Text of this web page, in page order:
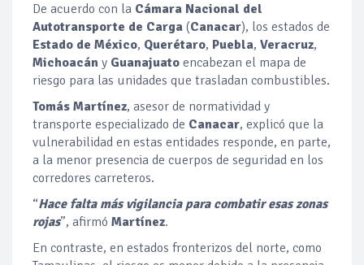
De acuerdo con la Cámara Nacional del
Autotransporte de Carga (Canacar), los estados de
Estado de México, Querétaro, Puebla, Veracruz,
Michoacán y Guanajuato encabezan el mapa de
riesgo para las unidades que trasladan combustibles.
Tomás Martínez, asesor de normatividad y
transporte especializado de Canacar, explicó que la
vulnerabilidad en estas entidades responde, en parte,
a la menor presencia de cuerpos de seguridad en los
corredores carreteros.
“Hace falta más vigilancia para combatir esas zonas
rojas”, afirmó Martínez.
En contraste, en estados fronterizos del norte, como